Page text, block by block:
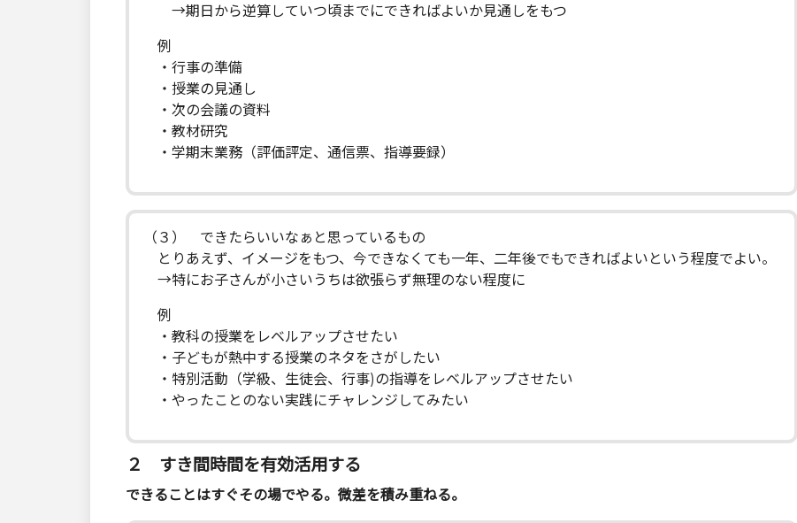
→期日から逆算していつ頃までにできればよいか見通しをもつ
例
・行事の準備
・授業の見通し
・次の会議の資料
・教材研究
・学期末業務（評価評定、通信票、指導要録）
（３） できたらいいなぁと思っているもの
とりあえず、イメージをもつ、今できなくても一年、二年後でもできればよいという程度でよい。
→特にお子さんが小さいうちは欲張らず無理のない程度に
例
・教科の授業をレベルアップさせたい
・子どもが熱中する授業のネタをさがしたい
・特別活動（学級、生徒会、行事)の指導をレベルアップさせたい
・やったことのない実践にチャレンジしてみたい
２ すき間時間を有効活用する
できることはすぐその場でやる。微差を積み重ねる。